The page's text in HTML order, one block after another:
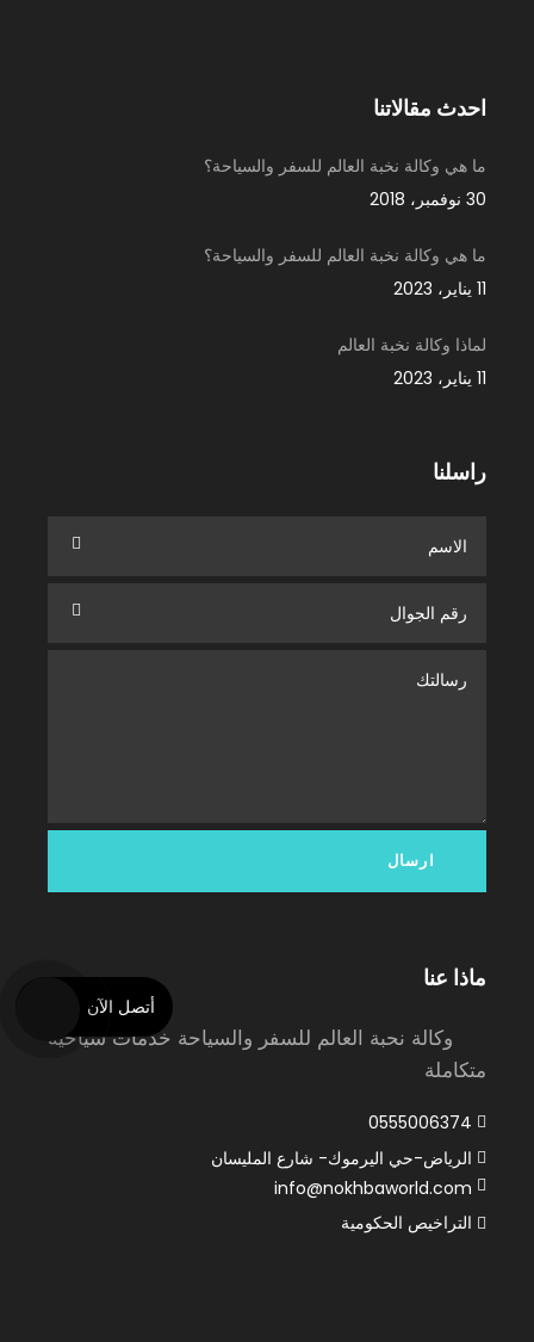
احدث مقالاتنا
ما هي وكالة نخبة العالم للسفر والسياحة؟
30 نوفمبر، 2018
ما هي وكالة نخبة العالم للسفر والسياحة؟
11 يناير، 2023
لماذا وكالة نخبة العالم
11 يناير، 2023
راسلنا
ماذا عنا
وكالة نحبة العالم للسفر والسياحة خدمات سياحية
متكاملة
0555006374
الرياض-حي اليرموك- شارع المليسان
info@nokhbaworld.com
التراخيص الحكومية
أتصل الآن